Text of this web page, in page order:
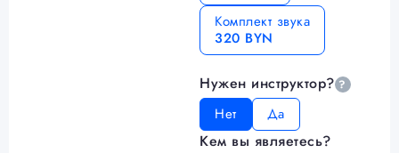
Комплект звука
320 BYN
Нужен инструктор? ?
Нет Да
Кем вы являетесь?